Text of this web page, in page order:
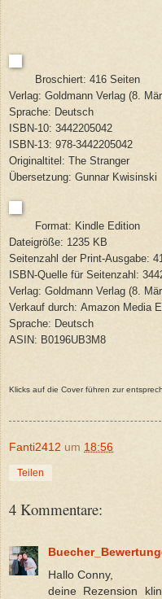
Broschiert: 416 Seiten
Verlag: Goldmann Verlag (8.
Sprache: Deutsch
ISBN-10: 3442205042
ISBN-13: 978-3442205042
Originaltitel: The Stranger
Übersetzung: Gunnar Kwisinski
Format: Kindle Edition
Dateigröße: 1235 KB
Seitenzahl der Print-Ausgabe:
ISBN-Quelle für Seitenzahl:
Verlag: Goldmann Verlag (8.
Verkauf durch: Amazon Media
Sprache: Deutsch
ASIN: B0196UB3M8
Klicks auf die Cover führen zur
Fanti2412 um 18:56
Teilen
4 Kommentare:
Hallo Conny,
deine Rezension